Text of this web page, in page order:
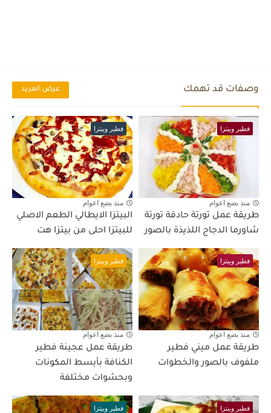
وصفات قد تهمك عرض المزيد
فطير وبيتزا
منذ بضع اعوام
طريقة عمل تورتة حادقة تورتة
شاورما الدجاج اللذيذة بالصور
فطير وبيتزا
منذ بضع اعوام
البيتزا الايطالي الطعم الاصلي
للبيتزا احلى من بيتزا هت
فطير وبيتزا
منذ بضع اعوام
طريقة عمل ميني فطير
ملفوف بالصور والخطوات
فطير وبيتزا
منذ بضع اعوام
طريقة عمل عجينة فطير
الكنافة بأبسط المكونات
وبحشوات مختلفة
فطير وبيتزا فطير وبيتزا